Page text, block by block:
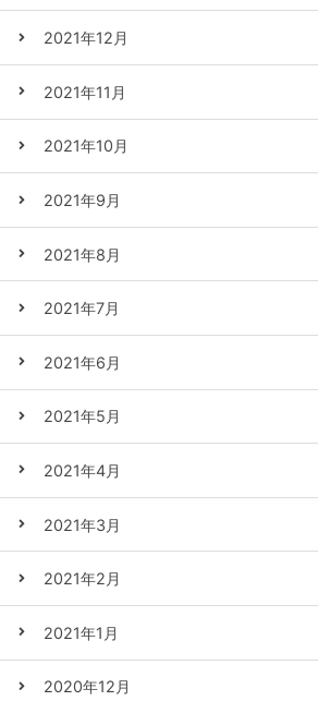
2021年12月
2021年11月
2021年10月
2021年9月
2021年8月
2021年7月
2021年6月
2021年5月
2021年4月
2021年3月
2021年2月
2021年1月
2020年12月